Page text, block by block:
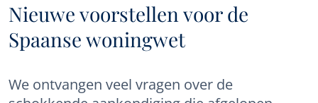
Nieuwe voorstellen voor de
Spaanse woningwet
We ontvangen veel vragen over de